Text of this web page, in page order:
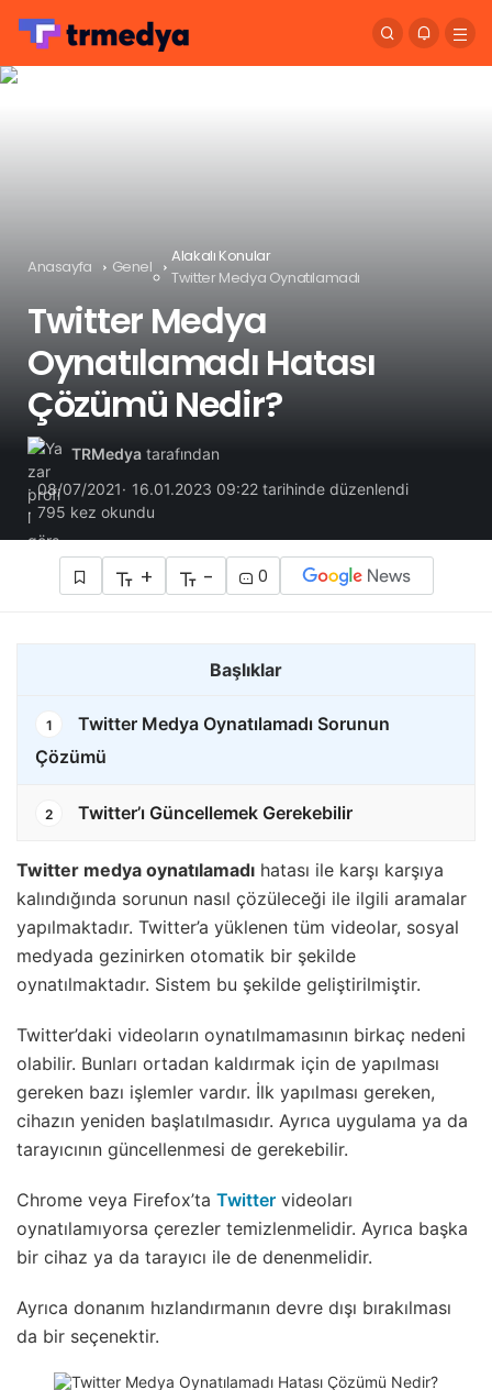
Anasayfa Genel
Alakalı Konular
Twitter Medya Oynatılamadı
Twitter Medya
Oynatılamadı Hatası
Çözümü Nedir?
TRMedya tarafından
08/07/2021
16.01.2023 09:22 tarihinde düzenlendi
795 kez okundu
+ - 0
Başlıklar
1
Twitter Medya Oynatılamadı Sorunun
Çözümü
2 Twitter’ı Güncellemek Gerekebilir
Twitter medya oynatılamadı hatası ile karşı karşıya
kalındığında sorunun nasıl çözüleceği ile ilgili aramalar
yapılmaktadır. Twitter’a yüklenen tüm videolar, sosyal
medyada gezinirken otomatik bir şekilde
oynatılmaktadır. Sistem bu şekilde geliştirilmiştir.
Twitter’daki videoların oynatılmamasının birkaç nedeni
olabilir. Bunları ortadan kaldırmak için de yapılması
gereken bazı işlemler vardır. İlk yapılması gereken,
cihazın yeniden başlatılmasıdır. Ayrıca uygulama ya da
tarayıcının güncellenmesi de gerekebilir.
Chrome veya Firefox’ta Twitter videoları
oynatılamıyorsa çerezler temizlenmelidir. Ayrıca başka
bir cihaz ya da tarayıcı ile de denenmelidir.
Ayrıca donanım hızlandırmanın devre dışı bırakılması
da bir seçenektir.